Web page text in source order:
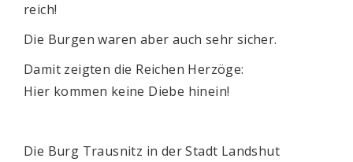
reich!
Die Burgen waren aber auch sehr sicher.
Damit zeigten die Reichen Herzöge:
Hier kommen keine Diebe hinein!
Die Burg Trausnitz in der Stadt Landshut